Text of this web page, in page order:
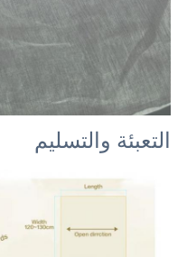
التعبئة والتسليم